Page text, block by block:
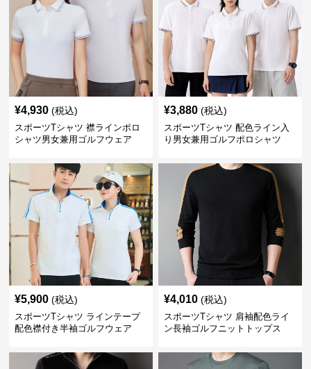
¥4,930 (税込)
スポーツTシャツ 襟ラインポロ
シャツ男女兼用ゴルフウェア
¥3,880 (税込)
スポーツTシャツ 配色ライン入
り男女兼用ゴルフポロシャツ
¥5,900 (税込)
スポーツTシャツ ラインテープ
配色襟付き半袖ゴルフウェア
¥4,010 (税込)
スポーツTシャツ 肩袖配色ライ
ン長袖ゴルフニットトップス